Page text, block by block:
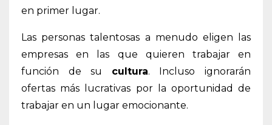
en primer lugar.
Las personas talentosas a menudo eligen las
empresas en las que quieren trabajar en
función de su cultura. Incluso ignorarán
ofertas más lucrativas por la oportunidad de
trabajar en un lugar emocionante.